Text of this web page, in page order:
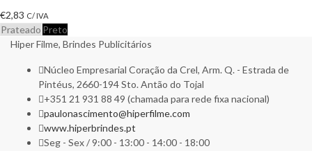
€2,83 C/ IVA
Prateado Preto
Hiper Filme, Brindes Publicitários
Núcleo Empresarial Coração da Crel, Arm. Q. - Estrada de
Pintéus, 2660-194 Sto. Antão do Tojal
+351 21 931 88 49 (chamada para rede fixa nacional)
paulonascimento@hiperfilme.com
www.hiperbrindes.pt
Seg - Sex / 9:00 - 13:00 - 14:00 - 18:00